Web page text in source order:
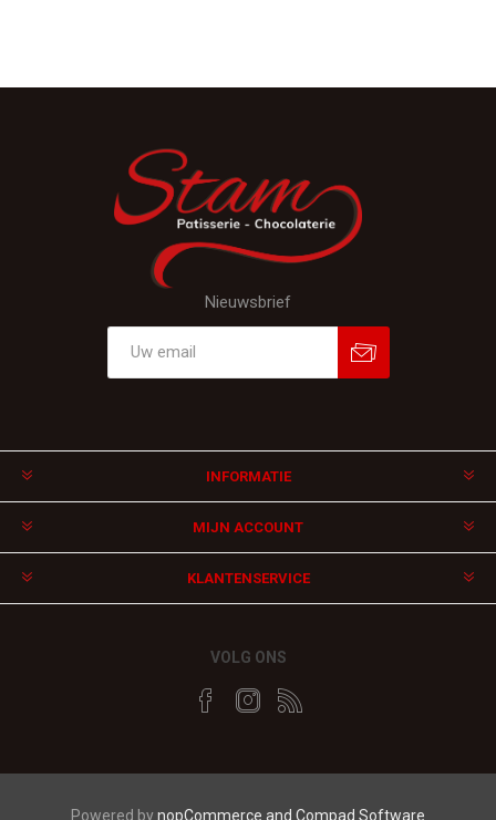
Nieuwsbrief
INFORMATIE
MIJN ACCOUNT
KLANTENSERVICE
VOLG ONS
Powered bynopCommerce and Compad Software